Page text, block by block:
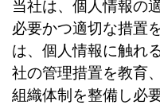
当社は、個人情報の
必要かつ適切な措置
は、個人情報に触れ
社の管理措置を教育
組織体制を整備し必